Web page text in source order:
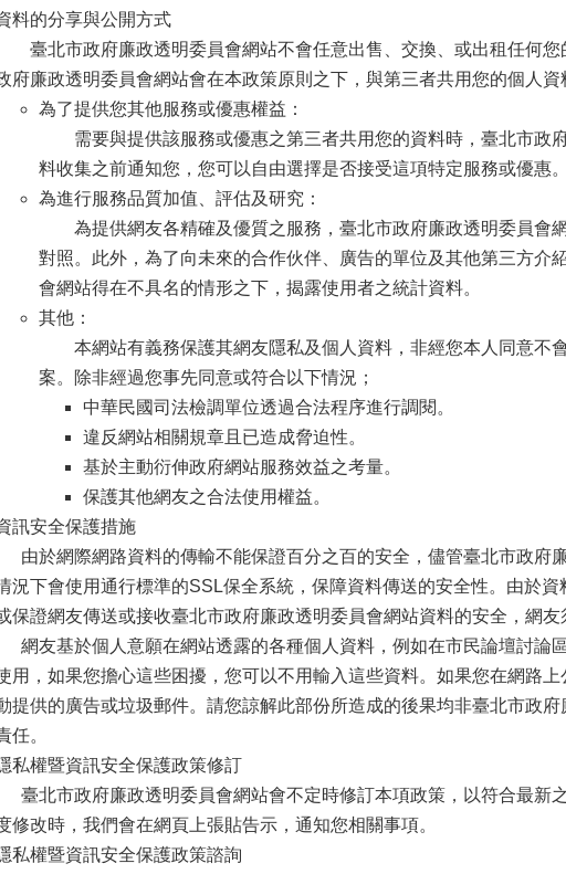
料的分享與公開方式
臺北市政府廉政透明委員會網站不會任意出售、交換、或出租任何您
府廉政透明委員會網站會在本政策原則之下，與第三者共用您的個人資
為了提供您其他服務或優惠權益：
需要與提供該服務或優惠之第三者共用您的資料時，臺北市政
料收集之前通知您，您可以自由選擇是否接受這項特定服務或優惠。
為進行服務品質加值、評估及研究：
為提供網友各精確及優質之服務，臺北市政府廉政透明委員會
對照。此外，為了向未來的合作伙伴、廣告的單位及其他第三方介
會網站得在不具名的情形之下，揭露使用者之統計資料。
其他：
本網站有義務保護其網友隱私及個人資料，非經您本人同意不
案。除非經過您事先同意或符合以下情況；
中華民國司法檢調單位透過合法程序進行調閱。
違反網站相關規章且已造成脅迫性。
基於主動衍伸政府網站服務效益之考量。
保護其他網友之合法使用權益。
訊安全保護措施
由於網際網路資料的傳輸不能保證百分之百的安全，儘管臺北市政府
況下會使用通行標準的SSL保全系統，保障資料傳送的安全性。由於
保證網友傳送或接收臺北市政府廉政透明委員會網站資料的安全，網友
網友基於個人意願在網站透露的各種個人資料，例如在市民論壇討論
用，如果您擔心這些困擾，您可以不用輸入這些資料。如果您在網路
提供的廣告或垃圾郵件。請您諒解此部份所造成的後果均非臺北市政
任。
私權暨資訊安全保護政策修訂
臺北市政府廉政透明委員會網站會不定時修訂本項政策，以符合最新
修改時，我們會在網頁上張貼告示，通知您相關事項。
私權暨資訊安全保護政策諮詢